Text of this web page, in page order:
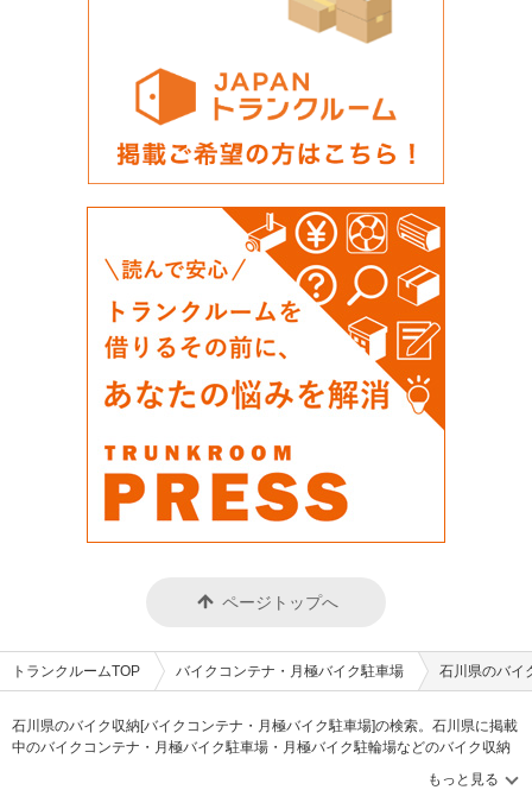
ページトップへ
トランクルームTOP バイクコンテナ・月極バイク駐車場 石川県のバイ
石川県のバイク収納[バイクコンテナ・月極バイク駐車場]の検索。石川県に掲載
中のバイクコンテナ・月極バイク駐車場・月極バイク駐輪場などのバイク収納
スペースを、借りたい地域から探して、広さ・料金[賃料]・セキュリティ・空調